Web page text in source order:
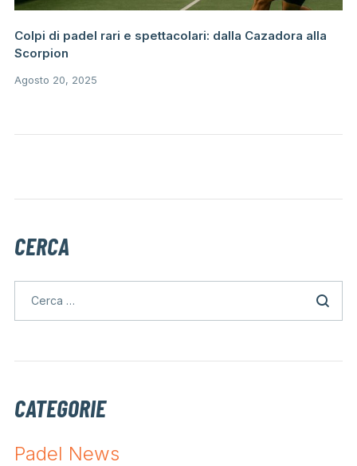
Colpi di padel rari e spettacolari: dalla Cazadora alla
Scorpion
Agosto 20, 2025
CERCA
CATEGORIE
Padel News